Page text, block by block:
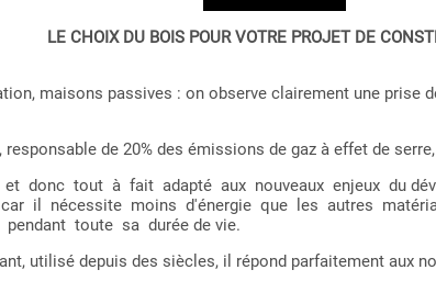
LE CHOIX DU BOIS POUR VOTRE PROJET DE
maisons passives : on observe clairement une prise
de 20% des émissions de gaz à effet de
tout à fait adapté aux nouveaux enjeux du
car il nécessite moins d'énergie que les autres
toute sa durée de vie.
utilisé depuis des siècles, il répond parfaitement aux